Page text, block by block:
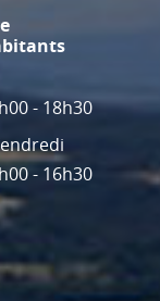
- 18h30
- 16h30